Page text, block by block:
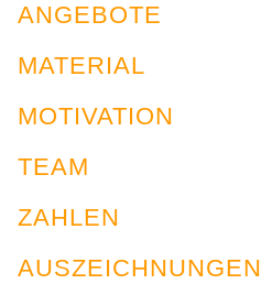
ANGEBOTE
MATERIAL
MOTIVATION
TEAM
ZAHLEN
AUSZEICHNUNGEN